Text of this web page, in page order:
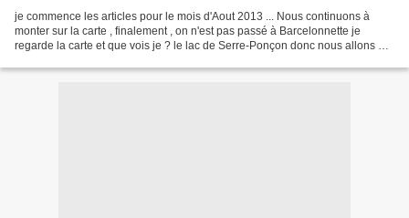
je commence les articles pour le mois d'Aout 2013 ... Nous continuons à
monter sur la carte , finalement , on n'est pas passé à Barcelonnette je
regarde la carte et que vois je ? le lac de Serre-Ponçon donc nous allons à